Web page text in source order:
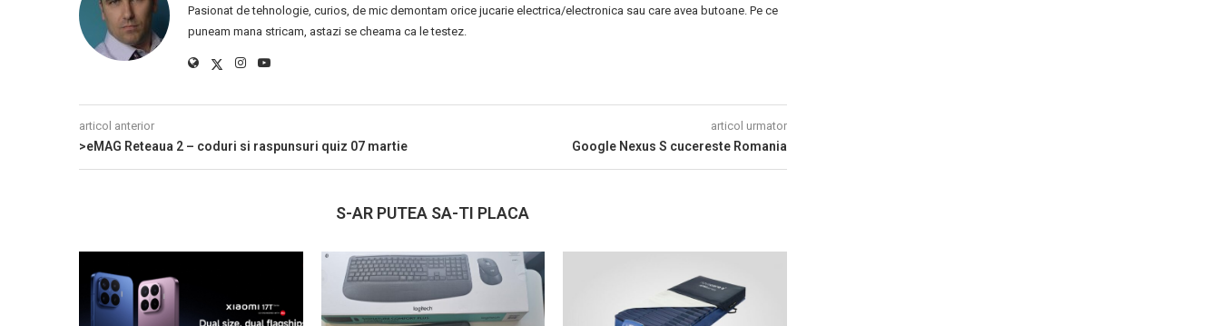
Pasionat de tehnologie, curios, de mic demontam orice jucarie electrica/electronica sau care avea butoane. Pe ce
puneam mana stricam, astazi se cheama ca le testez.
articol anterior
>eMAG Reteaua 2 – coduri si raspunsuri quiz 07 martie
articol urmator
Google Nexus S cucereste Romania
S-AR PUTEA SA-TI PLACA